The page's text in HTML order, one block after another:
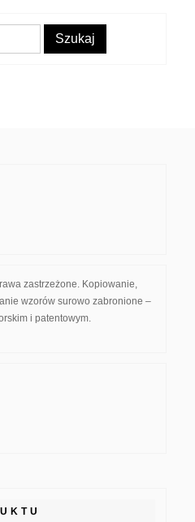
Szukaj
zastrzeżone. Kopiowanie,
wzorów surowo zabronione –
i patentowym.